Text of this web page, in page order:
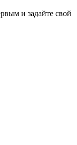
и задайте свой